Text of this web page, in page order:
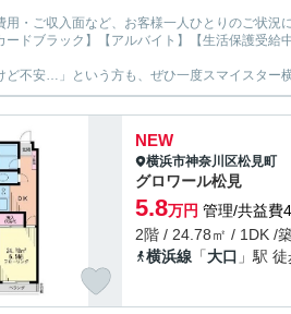
用・ご収入面など、お客様一人ひとりのご状況
ードブラック】【アルバイト】【生活保護受
ど不安…」という方も、ぜひ一度スマイスター
NEW
横浜市神奈川区松見町
グロワール松見
5.8万円 管理/共益費
2階 / 24.78㎡ / 1DK /
横浜線 「大口 」駅